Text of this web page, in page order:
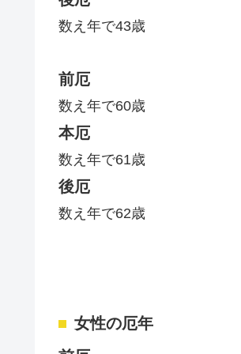
数え年で43歳
前厄
数え年で60歳
本厄
数え年で61歳
後厄
数え年で62歳
女性の厄年